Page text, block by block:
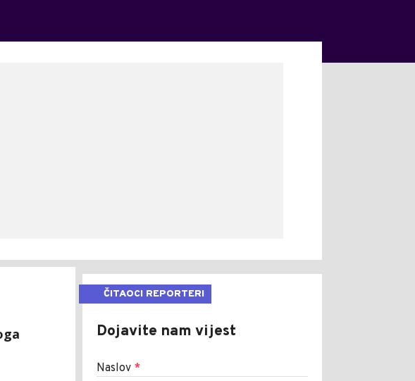
ČITAOCI REPORTERI
Dojavite nam vijest
Naslov *